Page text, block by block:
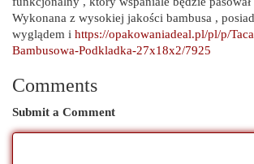
Wykonana z wysokiej jakości bambusa ,
wyglądem i https://opakowaniadeal.pl/pl/p/
Bambusowa-Podkladka-27x18x2/7925
Comments
Submit a Comment